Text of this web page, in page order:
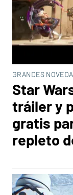
GRANDES
Star
tráiler y
gratis
repleto